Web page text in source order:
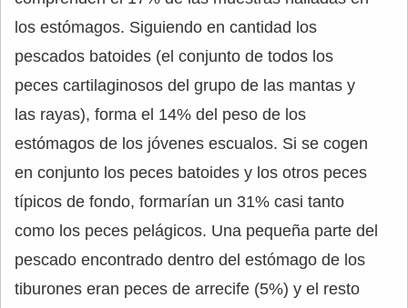
los estómagos. Siguiendo en cantidad los
pescados batoides (el conjunto de todos los
peces cartilaginosos del grupo de las mantas y
las rayas), forma el 14% del peso de los
estómagos de los jóvenes escualos. Si se cogen
en conjunto los peces batoides y los otros peces
típicos de fondo, formarían un 31% casi tanto
como los peces pelágicos. Una pequeña parte del
pescado encontrado dentro del estómago de los
tiburones eran peces de arrecife (5%) y el resto